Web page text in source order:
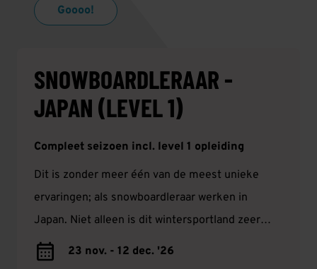
Goooo!
SNOWBOARDLERAAR -
JAPAN (LEVEL 1)
Compleet seizoen incl. level 1 opleiding
Dit is zonder meer één van de meest unieke
ervaringen; als snowboardleraar werken in
Japan. Niet alleen is dit wintersportland zeer
populair om de poederachtige sneeuw, maar het
23 nov. - 12 dec. '26